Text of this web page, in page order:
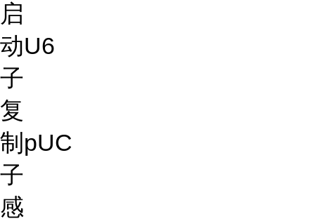
启
动
子
U6
复
制
子
pUC
感